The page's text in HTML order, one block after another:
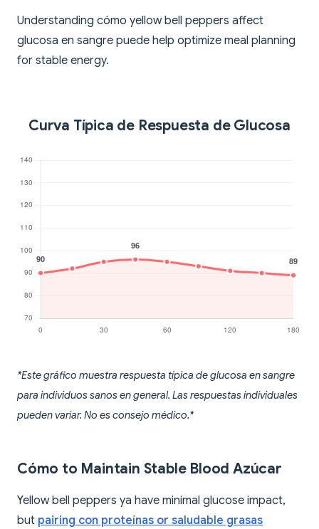
Understanding cómo yellow bell peppers affect
glucosa en sangre puede help optimize meal planning
for stable energy.
Curva Típica de Respuesta de Glucosa
*Este gráfico muestra respuesta típica de glucosa en sangre
para individuos sanos en general. Las respuestas individuales
pueden variar. No es consejo médico.*
Cómo to Maintain Stable Blood Azúcar
Yellow bell peppers ya have minimal glucose impact,
but pairing con proteínas or saludable grasas